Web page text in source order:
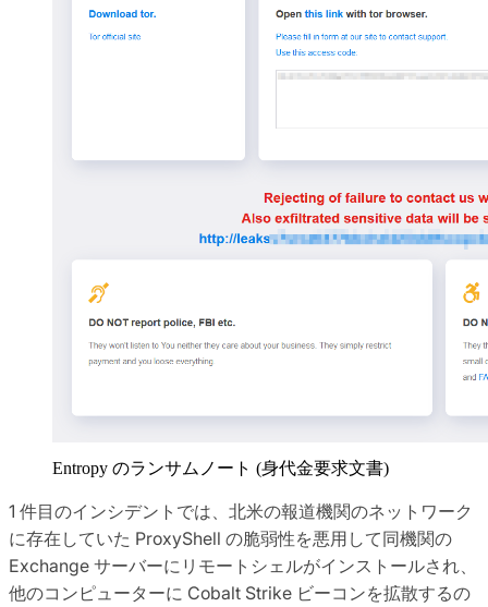
Entropy のランサムノート (身代金要求文書)
1 件目のインシデントでは、北米の報道機関のネットワーク
に存在していた ProxyShell の脆弱性を悪用して同機関の
Exchange サーバーにリモートシェルがインストールされ、
他のコンピューターに Cobalt Strike ビーコンを拡散するの